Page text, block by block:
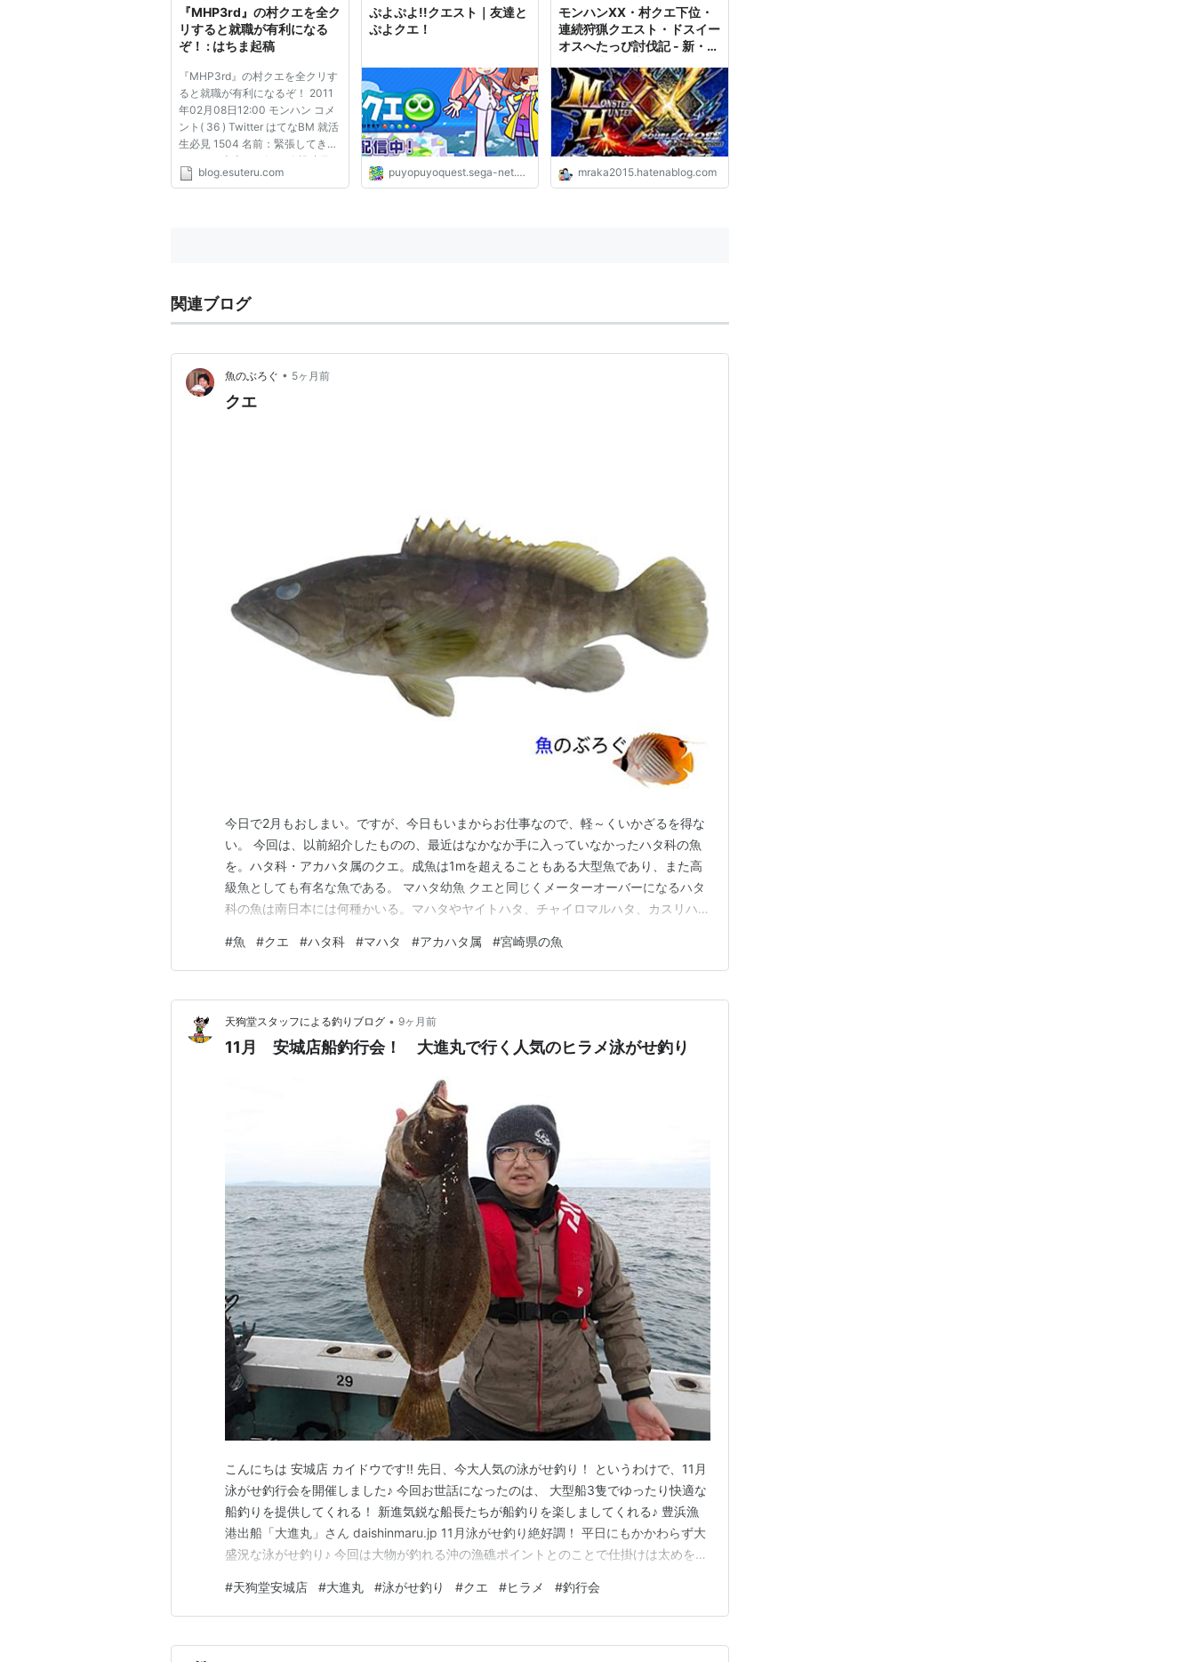
『MHP3rd』の村クエを全ク
リすると就職が有利になる
ぞ！ : はちま起稿
『MHP3rd』の村クエを全クリす
ると就職が有利になるぞ！ 2011
年02月08日12:00 モンハン コメ
ント( 36 ) Twitter はてなBM 就活
生必見 1504 名前：緊張してきた
な！！＠売上スレ[sage] 投稿日：
2011/02/08(火) 11:31:46
blog.esuteru.com
ぷよぷよ!!クエスト｜友達と
ぷよクエ！
puyopuyoquest.sega-net.com
モンハンXX・村クエ下位・
連続狩猟クエスト・ドスイー
オスへたっぴ討伐記 - 新・ぜ
mraka2015.hatenablog.com
関連ブログ
魚のぶろぐ • 5ヶ月前
クエ
今日で2月もおしまい。ですが、今日もいまからお仕事なので、軽～くいかざるを得な
い。 今回は、以前紹介したものの、最近はなかなか手に入っていなかったハタ科の魚
を。ハタ科・アカハタ属のクエ。成魚は1mを超えることもある大型魚であり、また高
級魚としても有名な魚である。 マハタ幼魚 クエと同じくメーターオーバーになるハタ
科の魚は南日本には何種かいる。マハタやヤイトハタ、チャイロマルハタ、カスリハタ
で、マハタとの見分けは難しくはないだろう。また、体側前半部の横帯は前方に向かう
ものもあるため、まっすぐなマハタとの見分けはつきやすい…
#魚 #クエ #ハタ科 #マハタ #アカハタ属 #宮崎県の魚
天狗堂スタッフによる釣りブログ • 9ヶ月前
11月 安城店船釣行会！ 大進丸で行く人気のヒラメ泳がせ釣り
こんにちは 安城店 カイドウです!! 先日、今大人気の泳がせ釣り！ というわけで、11月
泳がせ釣行会を開催しました♪ 今回お世話になったのは、 大型船3隻でゆったり快適な
船釣りを提供してくれる！ 新進気鋭な船長たちが船釣りを楽しましてくれる♪ 豊浜漁
港出船「大進丸」さん daishinmaru.jp 11月泳がせ釣り絶好調！ 平日にもかかわらず大
盛況な泳がせ釣り♪ 今回は大物が釣れる沖の漁礁ポイントとのことで仕掛けは太めをチ
にはハマチと・・・ 竿をぶち曲げて上がってきたのは、 「オオニベ」75㎝！！ 自分
はO様の…
#天狗堂安城店 #大進丸 #泳がせ釣り #クエ #ヒラメ #釣行会